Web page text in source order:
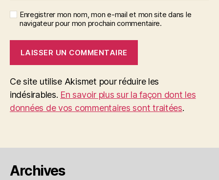
Enregistrer mon nom, mon e-mail et mon site dans le
navigateur pour mon prochain commentaire.
Ce site utilise Akismet pour réduire les
indésirables. En savoir plus sur la façon dont les
données de vos commentaires sont traitées.
Archives